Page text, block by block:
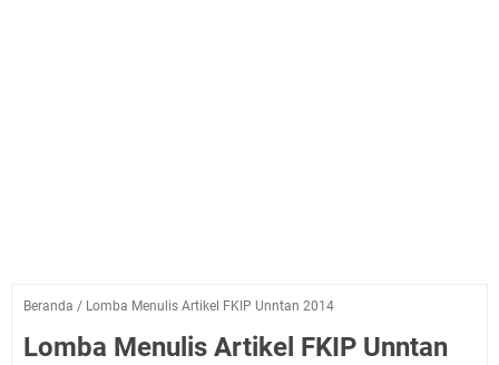
Beranda / Lomba Menulis Artikel FKIP Unntan 2014
Lomba Menulis Artikel FKIP Unntan